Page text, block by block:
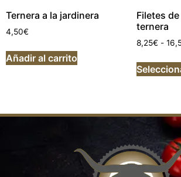
Ternera a la jardinera
4,50€
Añadir al carrito
Filetes
ternera
8,25€ -